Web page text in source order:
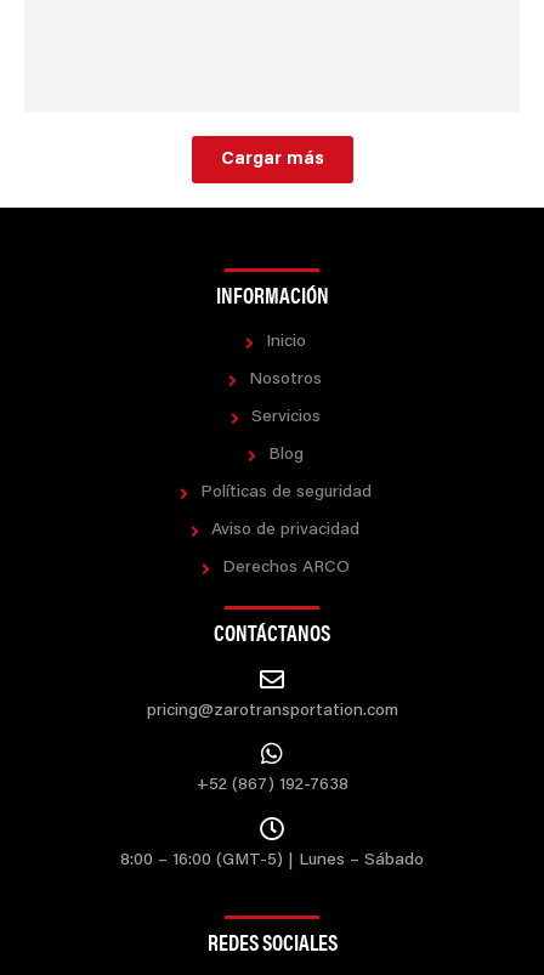
Cargar más
INFORMACIÓN
Inicio
Nosotros
Servicios
Blog
Políticas de seguridad
Aviso de privacidad
Derechos ARCO
CONTÁCTANOS
pricing@zarotransportation.com
+52 (867) 192-7638
8:00 – 16:00 (GMT-5) | Lunes – Sábado
REDES SOCIALES